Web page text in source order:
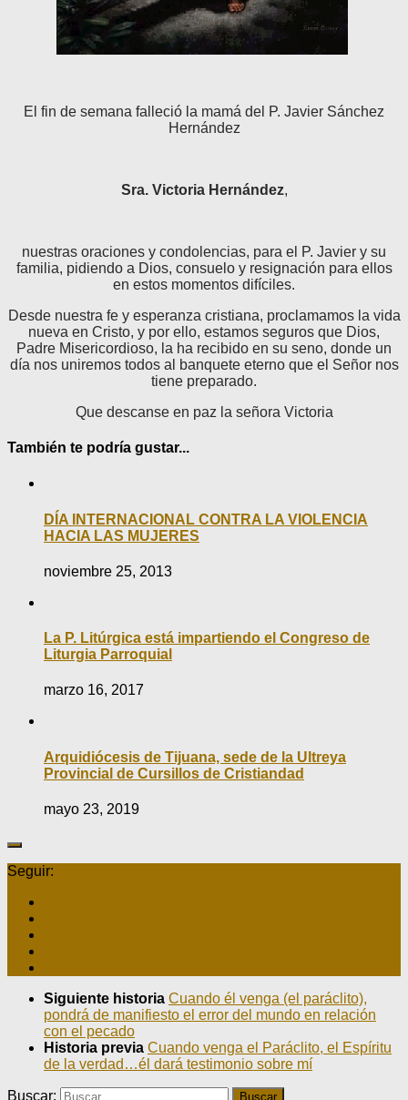
El fin de semana falleció la mamá del P. Javier Sánchez
Hernández
Sra. Victoria Hernández,
nuestras oraciones y condolencias, para el P. Javier y su
familia, pidiendo a Dios, consuelo y resignación para ellos
en estos momentos difíciles.
Desde nuestra fe y esperanza cristiana, proclamamos la vida
nueva en Cristo, y por ello, estamos seguros que Dios,
Padre Misericordioso, la ha recibido en su seno, donde un
día nos uniremos todos al banquete eterno que el Señor nos
tiene preparado.
Que descanse en paz la señora Victoria
También te podría gustar...
DÍA INTERNACIONAL CONTRA LA VIOLENCIA
HACIA LAS MUJERES
noviembre 25, 2013
La P. Litúrgica está impartiendo el Congreso de
Liturgia Parroquial
marzo 16, 2017
Arquidiócesis de Tijuana, sede de la Ultreya
Provincial de Cursillos de Cristiandad
mayo 23, 2019
Seguir:
Siguiente historia Cuando él venga (el paráclito),
pondrá de manifiesto el error del mundo en relación
con el pecado
Historia previa Cuando venga el Paráclito, el Espíritu
de la verdad…él dará testimonio sobre mí
Buscar: